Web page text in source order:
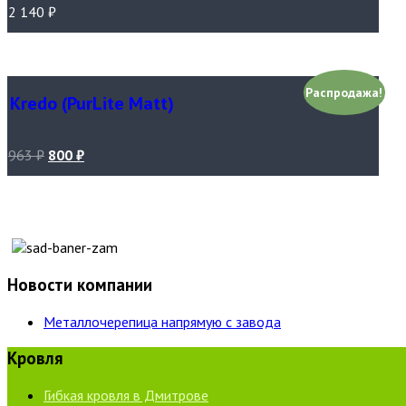
2 140 ₽
Распродажа!
Kredo (PurLite Matt)
963₽ 800 ₽
Новости компании
Металлочерепица напрямую с завода
Кровля
Гибкая кровля в Дмитрове